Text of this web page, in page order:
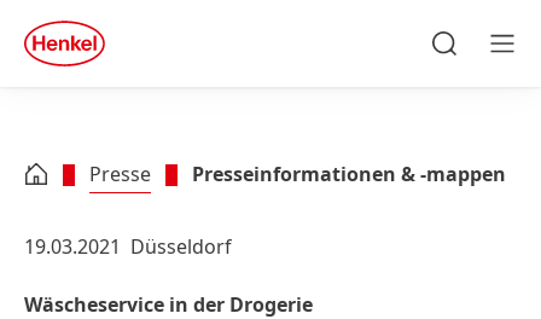
Zu Footer springen
quick
search
Presse Presseinformationen & -mappen
19.03.2021 Düsseldorf
Wäscheservice in der Drogerie